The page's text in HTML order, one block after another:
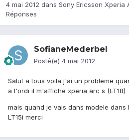
4 mai 2012 dans Sony Ericsson Xperia
Réponses
SofianeMederbel
Posté(e) 4 mai 2012
Salut a tous voila j'ai un probleme
a l'ordi il m'affiche xperia arc s (LT18)
mais quand je vais dans modele
LT15i merci